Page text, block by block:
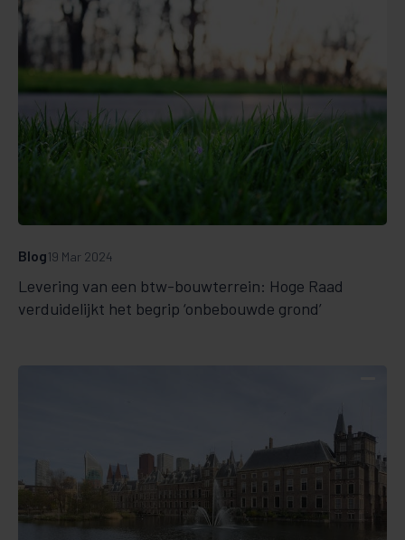
Levering van een btw-bouwterrein: Hoge Raad
verduidelijkt het begrip ‘onbebouwde grond’
Blog19 Mar 2024